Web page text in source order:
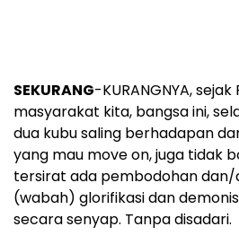
SEKURANG-KURANGNYA, sejak
masyarakat kita, bangsa ini,
dua kubu saling berhadapan
yang mau move on, juga tidak
tersirat ada pembodohan
(wabah) glorifikasi dan
secara senyap. Tanpa disadari.